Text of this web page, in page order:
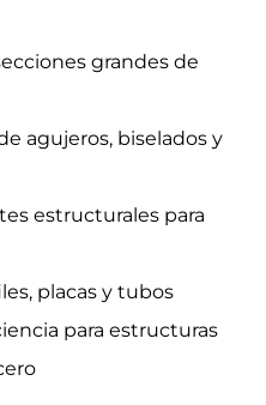
grandes de
agujeros, biselados y
estructurales para
placas y tubos
para estructuras